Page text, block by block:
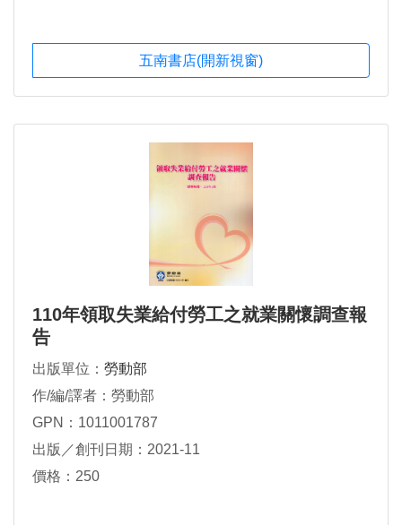
五南書店(開新視窗)
110年領取失業給付勞工之就業關懷調查報
告
出版單位： 勞動部
作/編/譯者：勞動部
GPN：1011001787
出版／創刊日期：2021-11
價格：250